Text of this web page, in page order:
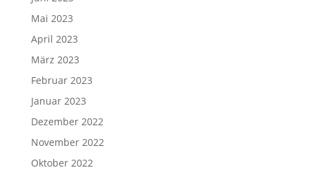
Mai 2023
April 2023
März 2023
Februar 2023
Januar 2023
Dezember 2022
November 2022
Oktober 2022